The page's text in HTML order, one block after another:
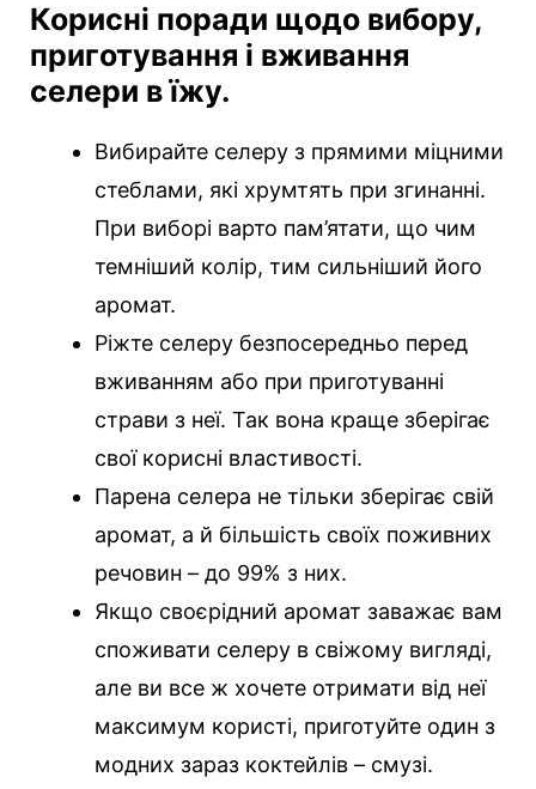
Корисні поради щодо вибору,
приготування і вживання
селери в їжу.
Вибирайте селеру з прямими міцними
стеблами, які хрумтять при згинанні.
При виборі варто пам’ятати, що чим
темніший колір, тим сильніший його
аромат.
Ріжте селеру безпосередньо перед
вживанням або при приготуванні
страви з неї. Так вона краще зберігає
свої корисні властивості.
Парена селера не тільки зберігає свій
аромат, а й більшість своїх поживних
речовин – до 99% з них.
Якщо своєрідний аромат заважає вам
споживати селеру в свіжому вигляді,
але ви все ж хочете отримати від неї
максимум користі, приготуйте один з
модних зараз коктейлів – смузі.